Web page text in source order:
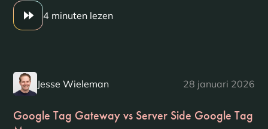
4 minuten lezen
Jesse Wieleman 28 januari 2026
Google Tag Gateway vs Server Side Google Tag